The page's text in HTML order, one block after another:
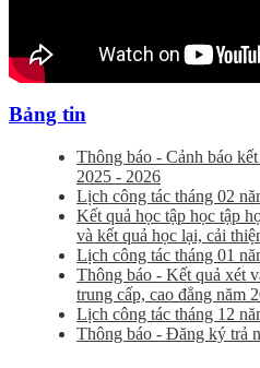
Bảng tin
Thông báo - Cảnh báo
2025 - 2026
Lịch công tác tháng 02
Kết quả học tập học tập
và kết quả học lại, cải
Lịch công tác tháng 01
Thông báo - Kết quả xét
trung cấp, cao đẳng năm
Lịch công tác tháng 12
Thông báo - Đăng ký trả